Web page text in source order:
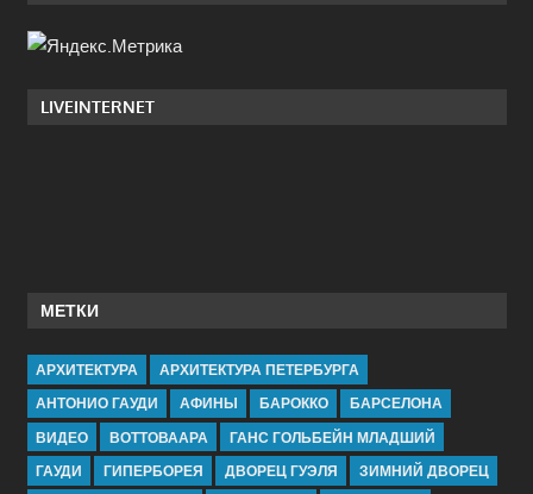
LIVEINTERNET
МЕТКИ
АРХИТЕКТУРА
АРХИТЕКТУРА ПЕТЕРБУРГА
АНТОНИО ГАУДИ
АФИНЫ БАРОККО
БАРСЕЛОНА
ВИДЕО
ВОТТОВААРА
ГАНС ГОЛЬБЕЙН МЛАДШИЙ
ГАУДИ
ГИПЕРБОРЕЯ ДВОРЕЦ ГУЭЛЯ ЗИМНИЙ ДВОРЕЦ